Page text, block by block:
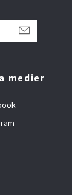
medier